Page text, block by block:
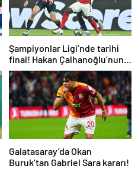
Şampiyonlar Ligi’nde tarihi
final! Hakan Çalhanoğlu’nun
takımı Inter’in rakibi belli oldu
Galatasaray’da Okan
Buruk’tan Gabriel Sara kararı!